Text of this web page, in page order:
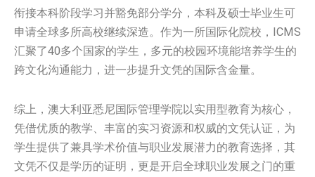
衔接本科阶段学习并豁免部分学分，本科及硕士毕业生可
申请全球多所高校继续深造。作为一所国际化院校，ICMS
汇聚了40多个国家的学生，多元的校园环境能培养学生的
跨文化沟通能力，进一步提升文凭的国际含金量。
综上，澳大利亚悉尼国际管理学院以实用型教育为核心，
凭借优质的教学、丰富的实习资源和权威的文凭认证，为
学生提供了兼具学术价值与职业发展潜力的教育选择，其
文凭不仅是学历的证明，更是开启全球职业发展之门的重